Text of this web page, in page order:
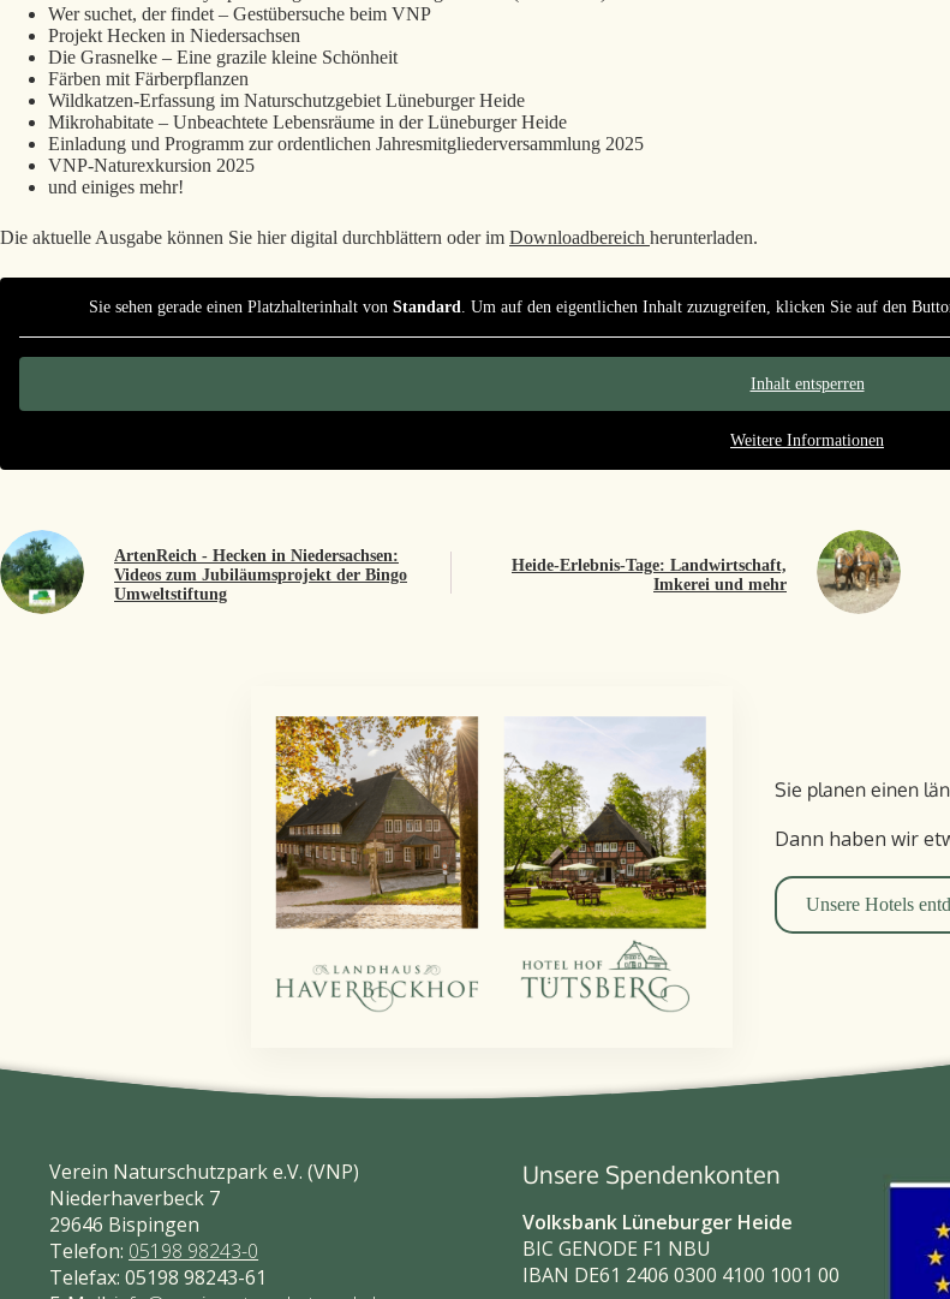
Wer suchet, der findet – Gestübersuche beim VNP
Projekt Hecken in Niedersachsen
Die Grasnelke – Eine grazile kleine Schönheit
Färben mit Färberpflanzen
Wildkatzen-Erfassung im Naturschutzgebiet Lüneburger Heide
Mikrohabitate – Unbeachtete Lebensräume in der Lüneburger Heide
Einladung und Programm zur ordentlichen Jahresmitgliederversammlung 2025
VNP-Naturexkursion 2025
und einiges mehr!
Die aktuelle Ausgabe können Sie hier digital durchblättern oder im Downloadbereich herunterladen.
Sie sehen gerade einen Platzhalterinhalt von Standard. Um auf den eigentlichen Inhalt zuzugreifen, klicken Sie auf den
Inhalt entsperren
Weitere Informationen
ArtenReich - Hecken in Niedersachsen:
Videos zum Jubiläumsprojekt der Bingo
Umweltstiftung
Heide-Erlebnis-Tage: Landwirtschaft,
Imkerei und mehr
Sie planen einen
Dann haben wir
Unsere Hotels
Verein Naturschutzpark e.V. (VNP)
Niederhaverbeck 7
29646 Bispingen
Telefon: 05198 98243-0
Telefax: 05198 98243-61
Unsere Spendenkonten
Volksbank Lüneburger Heide
BIC GENODE F1 NBU
IBAN DE61 2406 0300 4100 1001 00